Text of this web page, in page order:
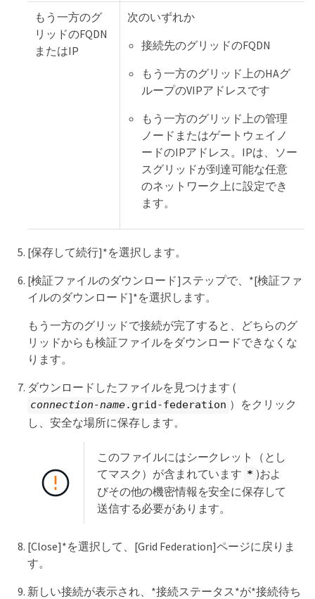
もう一方のグ
リッドのFQDN
またはIP
次のいずれか
接続先のグリッドのFQDN
もう一方のグリッド上のHAグ
ループのVIPアドレスです
もう一方のグリッド上の管理
ノードまたはゲートウェイノ
ードのIPアドレス。IPは、ソー
スグリッドが到達可能な任意
のネットワーク上に設定でき
ます。
[保存して続行]*を選択します。
[検証ファイルのダウンロード]ステップで、*[検証ファ
イルのダウンロード]*を選択します。
もう一方のグリッドで接続が完了すると、どちらのグ
リッドからも検証ファイルをダウンロードできなくな
ります。
ダウンロードしたファイルを見つけます (
connection-name.grid-federation ）をクリック
し、安全な場所に保存します。
このファイルにはシークレット（とし
てマスク）が含まれています * )およ
びその他の機密情報を安全に保存して
送信する必要があります。
[Close]*を選択して、[Grid Federation]ページに戻りま
す。
新しい接続が表示され、*接続ステータス*が*接続待ち